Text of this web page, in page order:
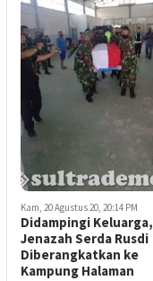
Kam, 20 Agustus 20, 20:14 PM
Didampingi Keluarga,
Jenazah Serda Rusdi
Diberangkatkan ke
Kampung Halaman